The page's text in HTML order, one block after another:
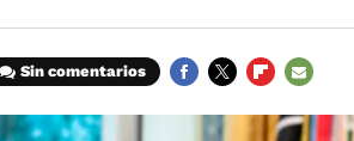
Sin comentarios
MAIL